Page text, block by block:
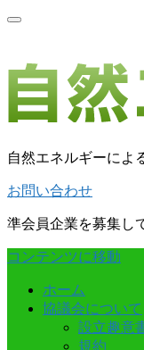
自然エネルギーによ
お問い合わせ
準会員企業を募集し
コンテンツに移動
ホーム
協議会について
設立趣意
規約